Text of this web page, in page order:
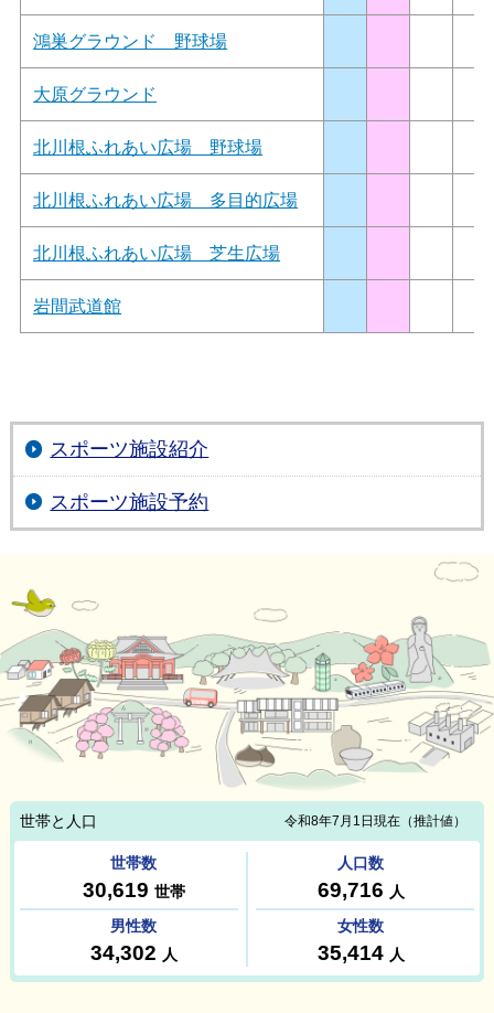
鴻巣グラウンド 野球場
大原グラウンド
北川根ふれあい広場 野球場
北川根ふれあい広場 多目的広場
北川根ふれあい広場 芝生広場
岩間武道館
スポーツ施設紹介
スポーツ施設予約